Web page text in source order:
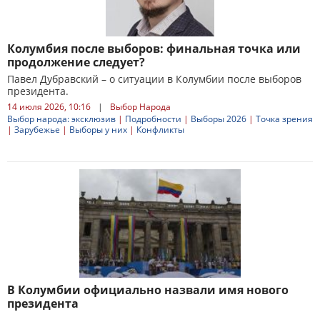
Колумбия после выборов: финальная точка или
продолжение следует?
Павел Дубравский – о ситуации в Колумбии после выборов
президента.
14 июля 2026, 10:16 |
Выбор Народа
Выбор народа: эксклюзив | Подробности | Выборы 2026 | Точка зрения
| Зарубежье | Выборы у них | Конфликты
В Колумбии официально назвали имя нового
президента